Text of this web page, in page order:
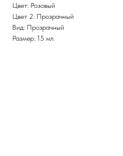
Цвет: Розовый
Цвет 2: Прозрачный
Вид: Прозрачный
Размер: 15 мл.